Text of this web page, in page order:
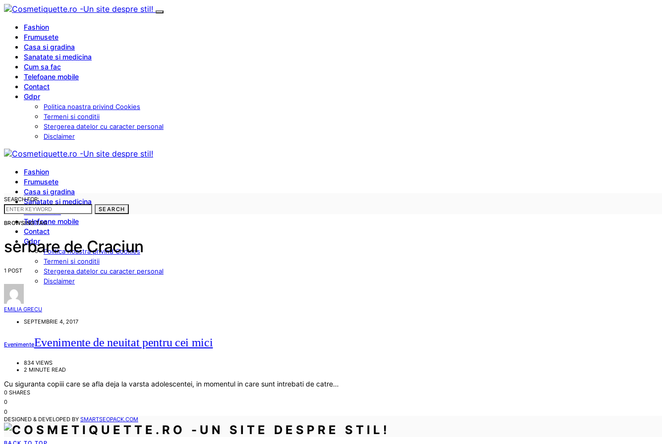
Fashion
Frumusete
Casa si gradina
Sanatate si medicina
Cum sa fac
Telefoane mobile
Contact
Gdpr
Politica noastra privind Cookies
Termeni si conditii
Stergerea datelor cu caracter personal
Disclaimer
Fashion
Frumusete
Casa si gradina
Sanatate si medicina
Cum sa fac
Telefoane mobile
Contact
Gdpr
Politica noastra privind Cookies
Termeni si conditii
Stergerea datelor cu caracter personal
Disclaimer
SEARCH FOR:
SEARCH
BROWSING TAG
serbare de Craciun
1 POST
EMILIA GRECU
SEPTEMBRIE 4, 2017
EvenimenteEvenimente de neuitat pentru cei mici
834 VIEWS
2 MINUTE READ
Cu siguranta copiii care se afla deja la varsta adolescentei, in momentul in care sunt intrebati de catre…
0 SHARES
0
0
DESIGNED & DEVELOPED BY SMARTSEOPACK.COM